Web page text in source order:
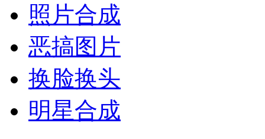
照片合成
恶搞图片
换脸换头
明星合成